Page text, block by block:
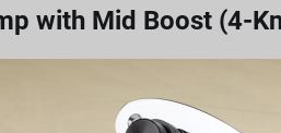
with Mid Boost (4-